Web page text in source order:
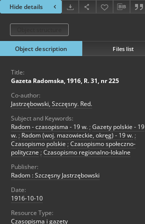
Hide details
Object description Files list
Title:
Gazeta Radomska, 1916, R. 31, nr 225
Co-author:
Jastrzębowski, Szczęsny. Red.
Subject and Keywords:
Radom - czasopisma - 19 w. ; Gazety polskie - 19
w. ; Radom (woj. mazowieckie, okręg) - 19 w. ;
Czasopismo polskie ; Czasopismo społeczno-
polityczne ; Czasopismo regionalno-lokalne
Publisher:
Radom : Szczęsny Jastrzębowski
Date:
1916-10-10
Resource Type:
Czasopisma i gazety